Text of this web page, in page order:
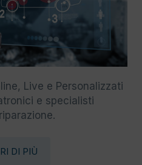
Live e Personalizzati
e specialisti
DI PIÙ